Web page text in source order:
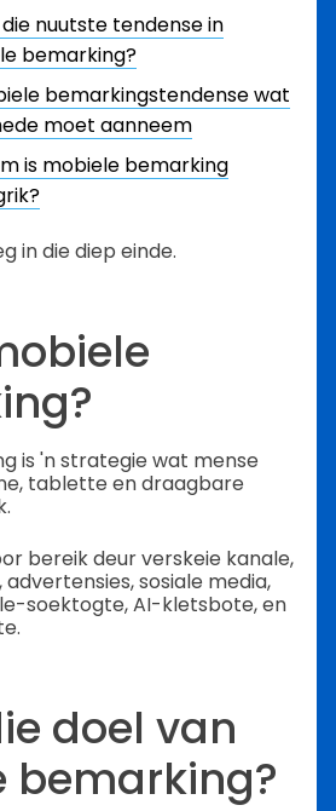
nuutste tendense in
bemarking?
bemarkingstendense wat
moet aanneem
is mobiele bemarking
in die diep einde.
is 'n strategie wat mense
tablette en draagbare
bereik deur verskeie kanale,
sosiale media,
soektogte, AI-kletsbote, en
doel van
bemarking?